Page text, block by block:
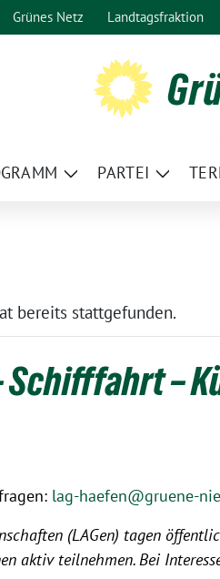
Grünes Netz Landtagsfraktion
Zeige
PARTEI
Zeige
bereits stattgefunden.
Schifffahrt –
lag-haefen@gruene-
(LAGen) tagen
aktiv teilnehmen. Bei